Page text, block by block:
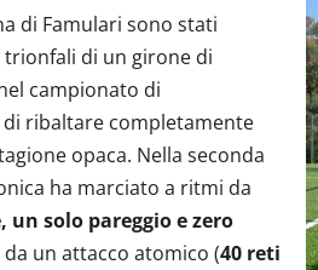
di Famulari sono stati
di un girone di
campionato di
di ribaltare completamente
opaca. Nella seconda
ha marciato a ritmi da
un solo pareggio e zero
un attacco atomico (40 reti